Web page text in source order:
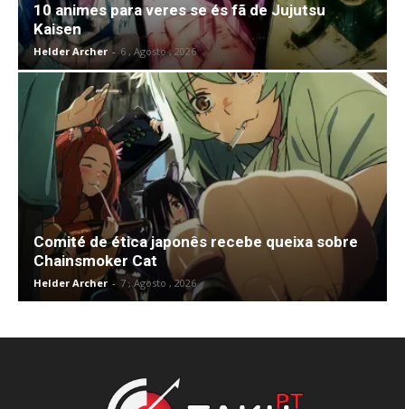
10 animes para veres se és fã de Jujutsu
Kaisen
Helder Archer - 6 , Agosto , 2026
Comité de ética japonês recebe queixa sobre
Chainsmoker Cat
Helder Archer - 7 , Agosto , 2026